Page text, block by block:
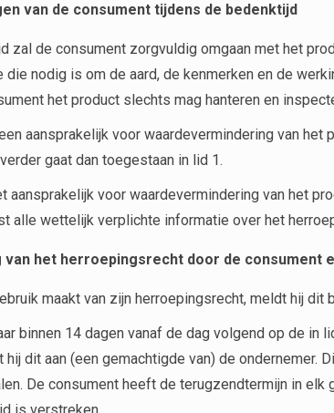
van de consument tijdens de bedenktijd
zal de consument zorgvuldig omgaan met het
die nodig is om de aard, de kenmerken en de
het product slechts mag hanteren en
aansprakelijk voor waardevermindering van het
gaat dan toegestaan in lid 1.
aansprakelijk voor waardevermindering van het
alle wettelijk verplichte informatie over het
van het herroepingsrecht door de consument
maakt van zijn herroepingsrecht, meldt hij dit
binnen 14 dagen vanaf de dag volgend op de
hij dit aan (een gemachtigde van) de ondernemer.
De consument heeft de terugzendtermijn in elk